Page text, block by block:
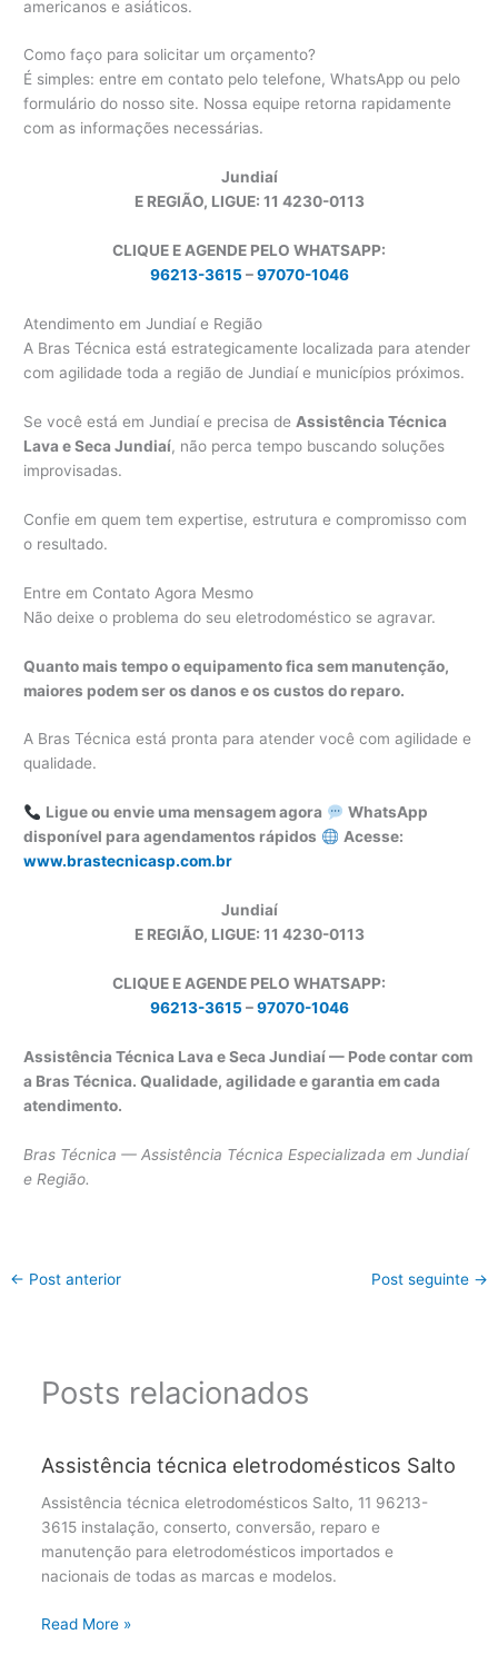
americanos e asiáticos.
Como faço para solicitar um orçamento?
É simples: entre em contato pelo telefone, WhatsApp ou pelo
formulário do nosso site. Nossa equipe retorna rapidamente
com as informações necessárias.
Jundiaí
E REGIÃO, LIGUE: 11 4230-0113
CLIQUE E AGENDE PELO WHATSAPP:
96213-3615 –97070-1046
Atendimento em Jundiaí e Região
A Bras Técnica está estrategicamente localizada para atender
com agilidade toda a região de Jundiaí e municípios próximos.
Se você está em Jundiaí e precisa de Assistência Técnica
Lava e Seca Jundiaí, não perca tempo buscando soluções
improvisadas.
Confie em quem tem expertise, estrutura e compromisso com
o resultado.
Entre em Contato Agora Mesmo
Não deixe o problema do seu eletrodoméstico se agravar.
Quanto mais tempo o equipamento fica sem manutenção,
maiores podem ser os danos e os custos do reparo.
A Bras Técnica está pronta para atender você com agilidade e
qualidade.
Ligue ou envie uma mensagem agora
WhatsApp
disponível para agendamentos rápidos
Acesse:
www.brastecnicasp.com.br
Jundiaí
E REGIÃO, LIGUE: 11 4230-0113
CLIQUE E AGENDE PELO WHATSAPP:
96213-3615 –97070-1046
Assistência Técnica Lava e Seca Jundiaí — Pode contar com
a Bras Técnica. Qualidade, agilidade e garantia em cada
atendimento.
Bras Técnica — Assistência Técnica Especializada em Jundiaí
e Região.
← Post anterior Post seguinte →
Posts relacionados
Assistência técnica eletrodomésticos Salto
Assistência técnica eletrodomésticos Salto, 11 96213-
3615 instalação, conserto, conversão, reparo e
manutenção para eletrodomésticos importados e
nacionais de todas as marcas e modelos.
Read More »